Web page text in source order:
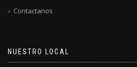
Contactanos
NUESTRO LOCAL